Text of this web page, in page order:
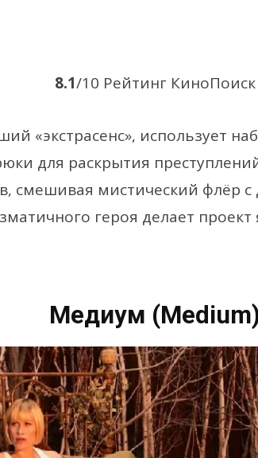
8.1/10 Рейтинг КиноПоиск
«экстрасенс», использует
для раскрытия
смешивая мистический флёр
героя делает
Медиум